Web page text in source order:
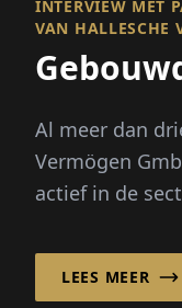
INTERVIEW MET
VAN HALLESCHE
Al meer dan
Vermögen
actief in de
betrouwbare
LEES MEER